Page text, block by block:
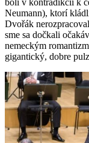
Neumann), ktorí
Dvořák
sme sa dočkali
nemeckým
gigantický, dobre